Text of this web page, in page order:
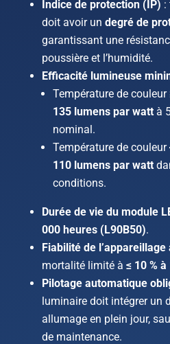
Indice de protection (IP) :
doit avoir un degré de
garantissant une
poussière et l’humidité.
Efficacité lumineuse
Température de couleur
135 lumens par wattà
nominal.
Température de couleur
110 lumens par watt
conditions.
Durée de vie du module
000 heures (L90B50).
Fiabilité de
mortalité limité à ≤ 10 %
Pilotage automatique
luminaire doit intégrer un
allumage en plein jour,
de maintenance.